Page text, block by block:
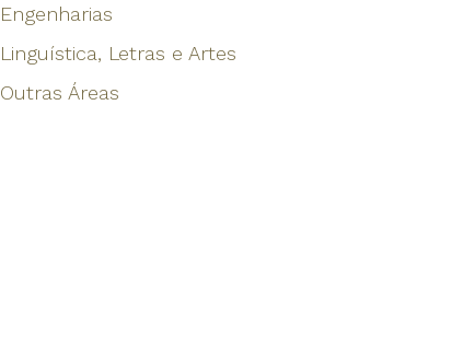
Engenharias
Linguística, Letras e Artes
Outras Áreas